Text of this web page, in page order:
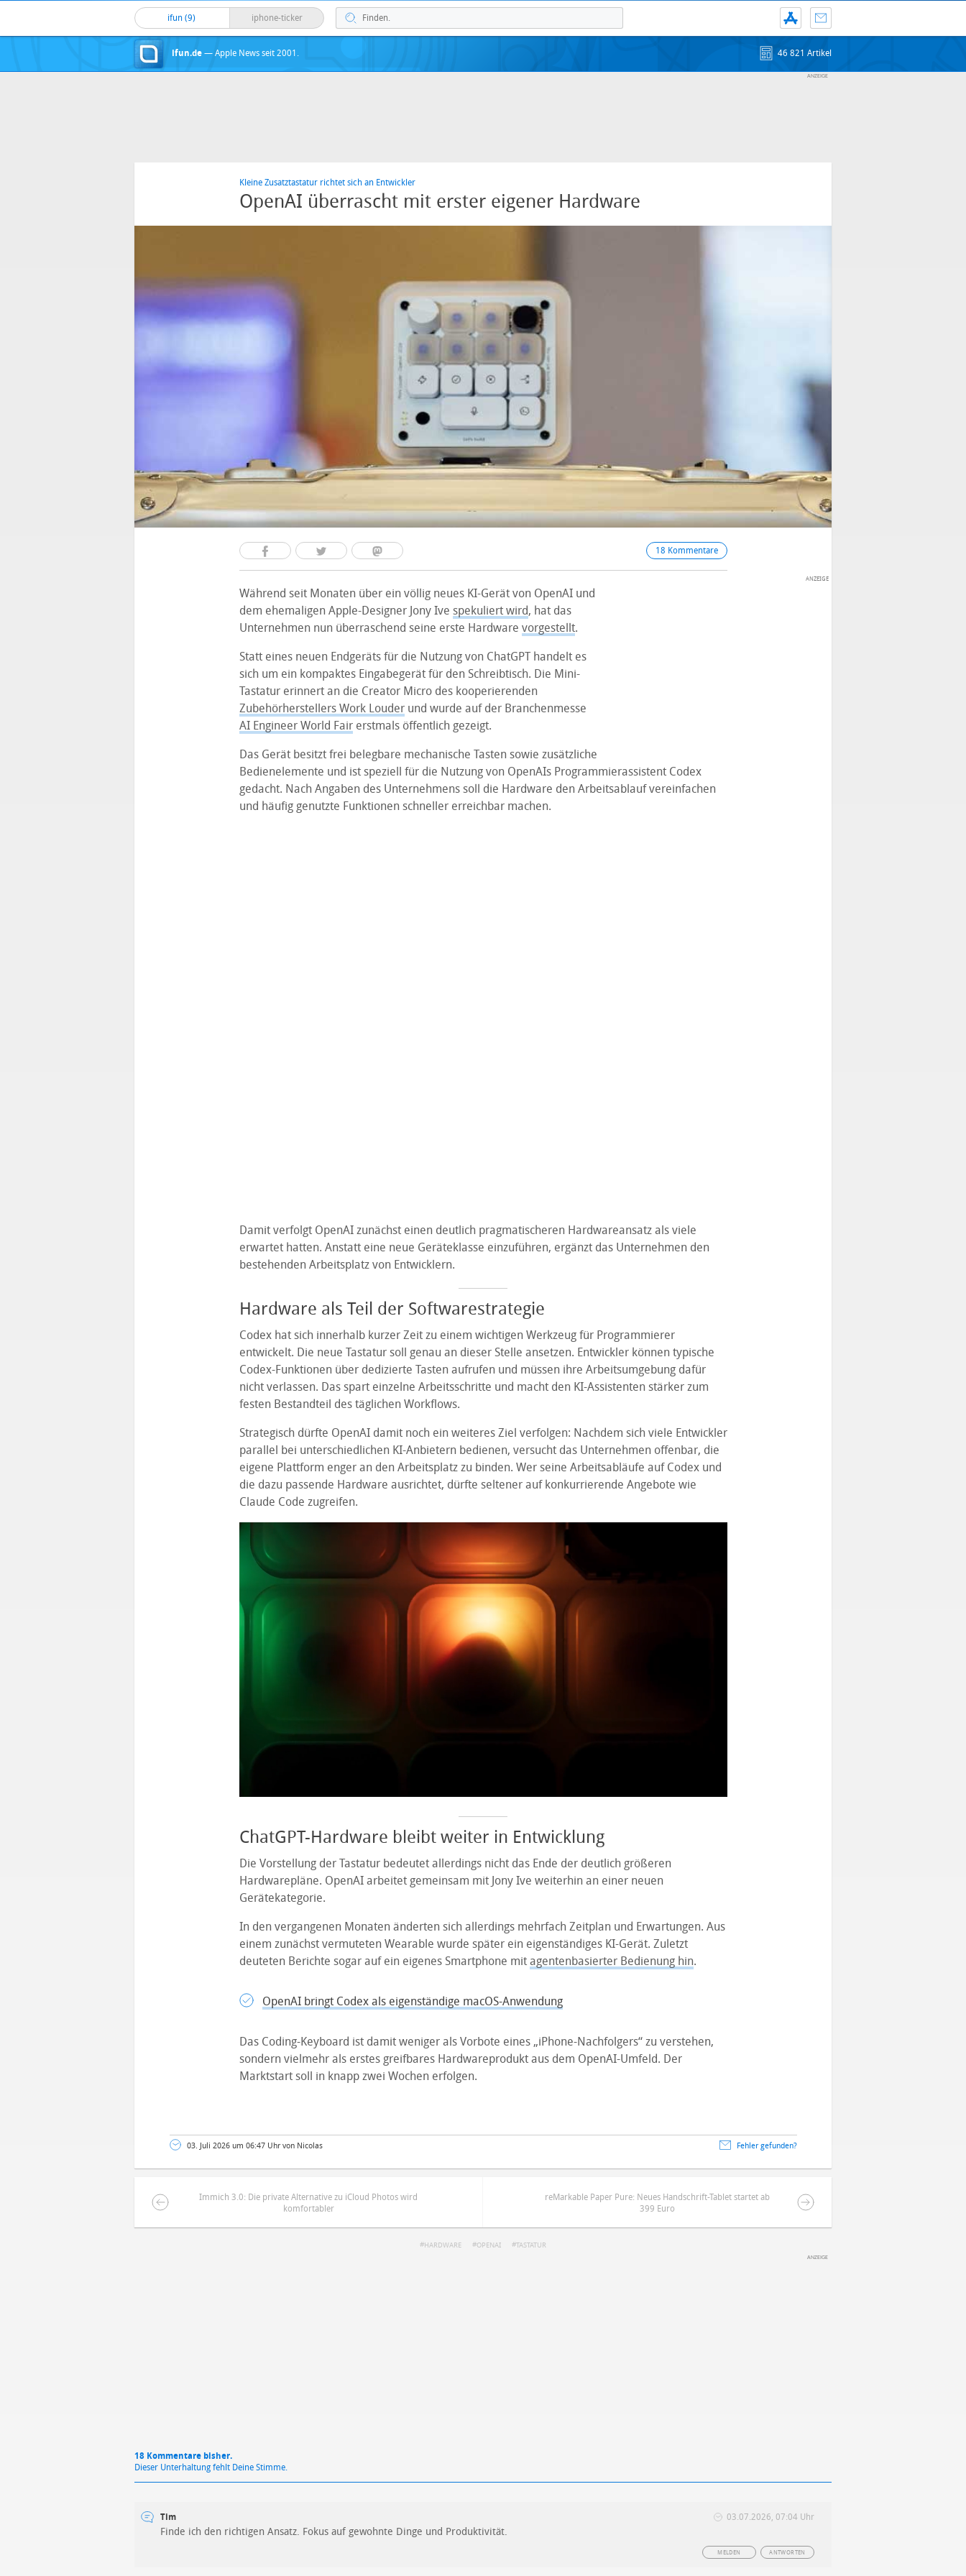
ifun (9) iphone-ticker
ifun.de — Apple News seit 2001. 46 821 Artikel
Kleine Zusatztastatur richtet sich an Entwickler
OpenAI überrascht mit erster eigener Hardware
18 Kommentare
Während seit Monaten über ein völlig neues KI-Gerät von OpenAI und
dem ehemaligen Apple-Designer Jony Ive spekuliert wird, hat das
Unternehmen nun überraschend seine erste Hardware vorgestellt.
Statt eines neuen Endgeräts für die Nutzung von ChatGPT handelt es
sich um ein kompaktes Eingabegerät für den Schreibtisch. Die Mini-
Tastatur erinnert an die Creator Micro des kooperierenden
Zubehörherstellers Work Louderund wurde auf der Branchenmesse
AI Engineer World Fairerstmals öffentlich gezeigt.
Das Gerät besitzt frei belegbare mechanische Tasten sowie zusätzliche
Bedienelemente und ist speziell für die Nutzung von OpenAIs Programmierassistent Codex
gedacht. Nach Angaben des Unternehmens soll die Hardware den Arbeitsablauf vereinfachen
und häufig genutzte Funktionen schneller erreichbar machen.
Damit verfolgt OpenAI zunächst einen deutlich pragmatischeren Hardwareansatz als viele
erwartet hatten. Anstatt eine neue Geräteklasse einzuführen, ergänzt das Unternehmen den
bestehenden Arbeitsplatz von Entwicklern.
Hardware als Teil der Softwarestrategie
Codex hat sich innerhalb kurzer Zeit zu einem wichtigen Werkzeug für Programmierer
entwickelt. Die neue Tastatur soll genau an dieser Stelle ansetzen. Entwickler können typische
Codex-Funktionen über dedizierte Tasten aufrufen und müssen ihre Arbeitsumgebung dafür
nicht verlassen. Das spart einzelne Arbeitsschritte und macht den KI-Assistenten stärker zum
festen Bestandteil des täglichen Workflows.
Strategisch dürfte OpenAI damit noch ein weiteres Ziel verfolgen: Nachdem sich viele Entwickler
parallel bei unterschiedlichen KI-Anbietern bedienen, versucht das Unternehmen offenbar, die
eigene Plattform enger an den Arbeitsplatz zu binden. Wer seine Arbeitsabläufe auf Codex und
die dazu passende Hardware ausrichtet, dürfte seltener auf konkurrierende Angebote wie
Claude Code zugreifen.
ChatGPT-Hardware bleibt weiter in Entwicklung
Die Vorstellung der Tastatur bedeutet allerdings nicht das Ende der deutlich größeren
Hardwarepläne. OpenAI arbeitet gemeinsam mit Jony Ive weiterhin an einer neuen
Gerätekategorie.
In den vergangenen Monaten änderten sich allerdings mehrfach Zeitplan und Erwartungen. Aus
einem zunächst vermuteten Wearable wurde später ein eigenständiges KI-Gerät. Zuletzt
deuteten Berichte sogar auf ein eigenes Smartphone mit agentenbasierter Bedienung hin.
OpenAI bringt Codex als eigenständige macOS-Anwendung
Das Coding-Keyboard ist damit weniger als Vorbote eines „iPhone-Nachfolgers“ zu verstehen,
sondern vielmehr als erstes greifbares Hardwareprodukt aus dem OpenAI-Umfeld. Der
Marktstart soll in knapp zwei Wochen erfolgen.
03. Juli 2026 um 06:47 Uhr von Nicolas Fehler gefunden?
Immich 3.0: Die private Alternative zu iCloud Photos wird
komfortabler
reMarkable Paper Pure: Neues Handschrift-Tablet startet ab
399 Euro
HARDWARE OPENAI TASTATUR
18 Kommentare bisher.
Dieser Unterhaltung fehlt Deine Stimme.
Tim 03.07.2026, 07:04 Uhr
Finde ich den richtigen Ansatz. Fokus auf gewohnte Dinge und Produktivität.
ANTWORTEN
MELDEN